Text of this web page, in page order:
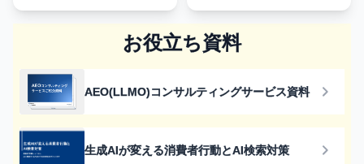
お役立ち資料
AEO(LLMO)コンサルティングサービス資料
生成AIが変える消費者行動とAI検索対策